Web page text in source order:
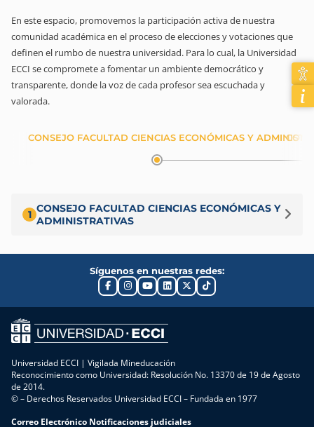
En este espacio, promovemos la participación activa de nuestra
comunidad académica en el proceso de elecciones y votaciones que
definen el rumbo de nuestra universidad. Para lo cual, la Universidad
ECCI se compromete a fomentar un ambiente democrático y
transparente, donde la voz de cada profesor sea escuchada y
valorada.
CONSEJO FACULTAD CIENCIAS ECONÓMICAS Y
1 CONSEJO FACULTAD CIENCIAS ECONÓMICAS Y
ADMINISTRATIVAS
Síguenos en nuestras redes:
Universidad ECCI | Vigilada Mineducación
Reconocimiento como Universidad: Resolución No. 13370 de 19 de Agosto
de 2014.
© – Derechos Reservados Universidad ECCI – Fundada en 1977
Correo Electrónico Notificaciones judiciales